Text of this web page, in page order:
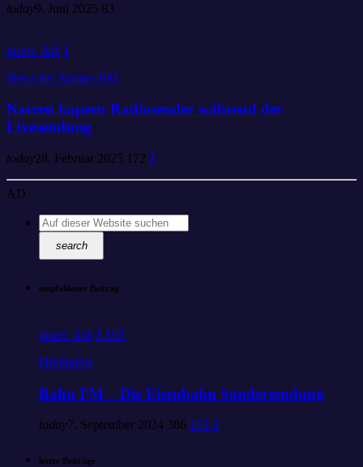
today9. Juni 2025 83
insert_link 1
News bei Sunray-FM
Narren kapern Radiosender während der
Livesendung
today28. Februar 2025 172 1
AD
search
empfohlener Beitrag
insert_link 3 193
Highlights
Bahn FM – Die Eisenbahn Sondersendung
today7. September 2024 386 193 3
letzte Beiträge